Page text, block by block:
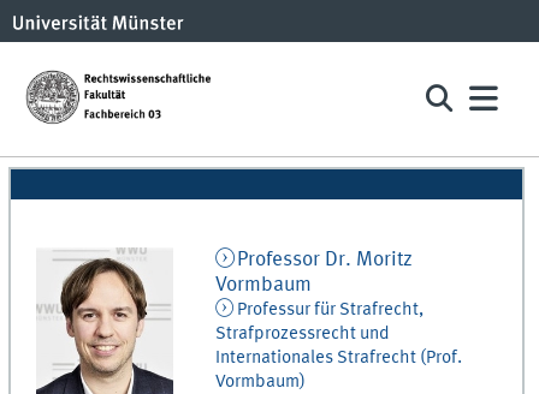
Professor Dr. Moritz
Vormbaum
Professur für Strafrecht,
Strafprozessrecht und
Internationales Strafrecht (Prof.
Vormbaum)